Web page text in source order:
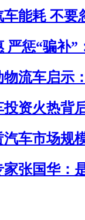
车能耗 不要
严惩“骗补”
流车启示
投资火热背
汽车市场规
张国华：